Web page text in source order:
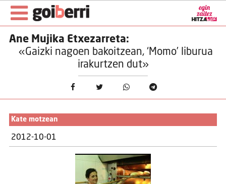
Ane Mujika Etxezarreta:
«Gaizki nagoen bakoitzean, ‘Momo’ liburua
irakurtzen dut»
Kate motzean
2012-10-01